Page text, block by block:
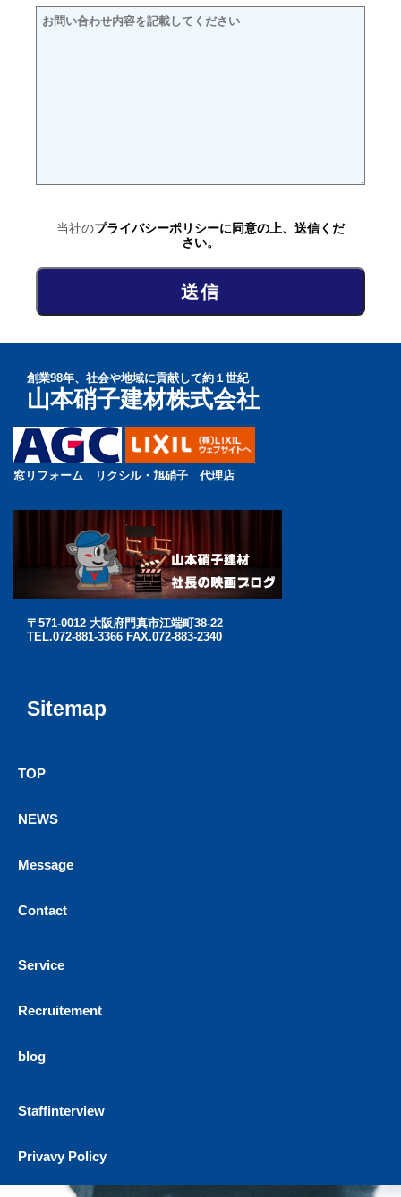
当社のプライバシーポリシーに同意の上、送信くだ
さい。
創業98年、社会や地域に貢献して約１世紀
山本硝子建材株式会社
窓リフォーム リクシル・旭硝子 代理店
〒571-0012 大阪府門真市江端町38-22
TEL.072-881-3366 FAX.072-883-2340
Sitemap
TOP
NEWS
Message
Contact
Service
Recruitement
blog
Staffinterview
Privavy Policy